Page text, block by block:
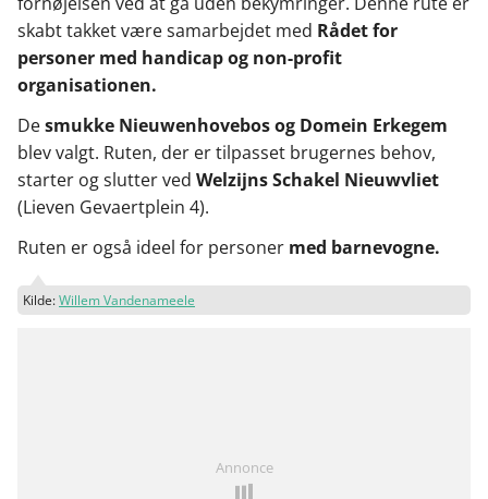
skabt takket være samarbejdet med Rådet for
personer med handicap og non-profit
organisationen.
Desmukke Nieuwenhovebos og Domein Erkegem
blev valgt. Ruten, der er tilpasset brugernes behov,
starter og slutter ved Welzijns Schakel Nieuwvliet
(Lieven Gevaertplein 4).
Ruten er også ideel for personer med barnevogne.
Kilde:Willem Vandenameele
Annonce